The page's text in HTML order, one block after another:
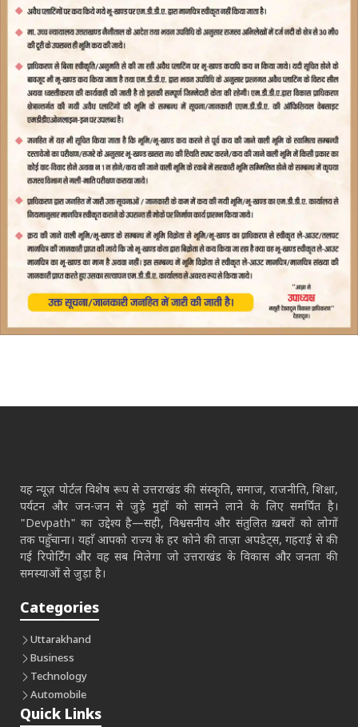
यह न्यूज़ पोर्टल विशेष रूप से उत्तराखंड की संस्कृति, समाज, राजनीति, शिक्षा,
पर्यटन और जन-जन से जुड़े मुद्दों को सामने लाने के लिए समर्पित है।
"Devpath" का उद्देश्य है—सही, विश्वसनीय और संतुलित ख़बरों को लोगों
तक पहुँचाना। यहाँ आपको राज्य के हर कोने की ताज़ा अपडेट्स, गहराई से की
गई रिपोर्टिंग और वह सब मिलेगा जो उत्तराखंड के विकास और जनता की
समस्याओं से जुड़ा है।
Categories
Uttarakhand
Business
Technology
Automobile
Quick Links